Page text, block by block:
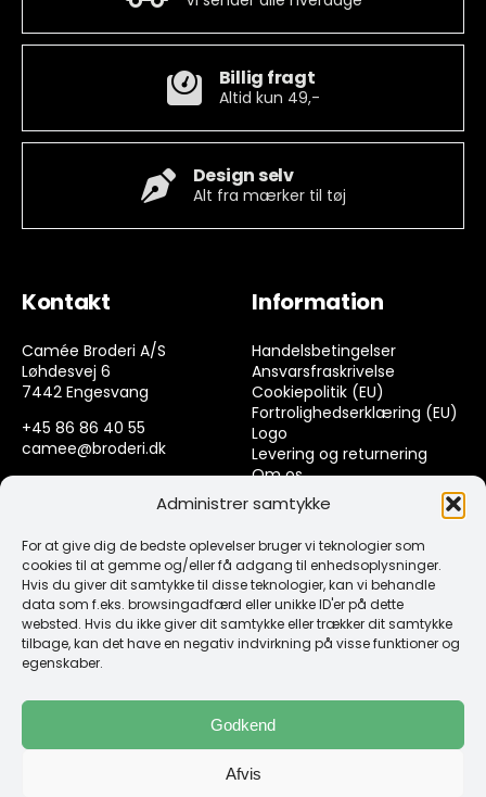
Administrer samtykke
For at give dig de bedste oplevelser bruger vi teknologier som
cookies til at gemme og/eller få adgang til enhedsoplysninger.
Hvis du giver dit samtykke til disse teknologier, kan vi behandle
data som f.eks. browsingadfærd eller unikke ID'er på dette
websted. Hvis du ikke giver dit samtykke eller trækker dit samtykke
tilbage, kan det have en negativ indvirkning på visse funktioner og
egenskaber.
Godkend
Afvis
Billig fragt
Altid kun 49,-
Design selv
Alt fra mærker til tøj
Kontakt
Camée Broderi A/S
Løhdesvej 6
7442 Engesvang
+45 86 86 40 55
camee@broderi.dk
Information
Handelsbetingelser
Ansvarsfraskrivelse
Cookiepolitik (EU)
Fortrolighedserklæring (EU)
Logo
Levering og returnering
Om os
Kontakt
Links
Spørgsmål & Svar
Tråd
Design selv guide
Konto
Log ind